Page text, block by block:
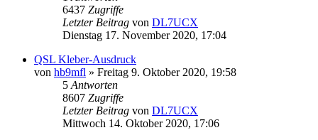
6437 Zugriffe
Letzter Beitrag von DL7UCX
Dienstag 17. November 2020, 17:04
QSL Kleber-Ausdruck
von hb9mfl » Freitag 9. Oktober 2020, 19:58
5 Antworten
8607 Zugriffe
Letzter Beitrag von DL7UCX
Mittwoch 14. Oktober 2020, 17:06